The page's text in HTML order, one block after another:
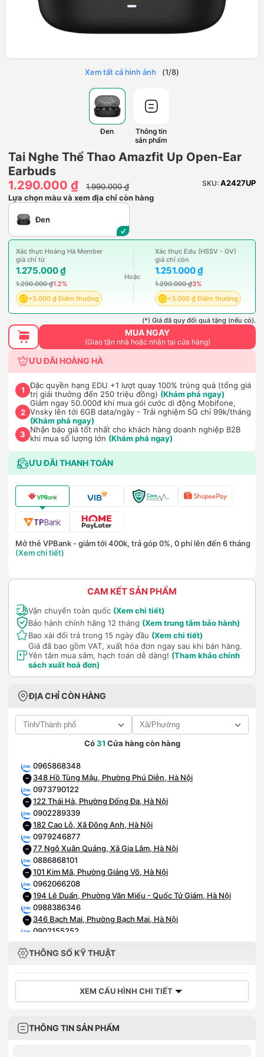
Xem tất cả hình ảnh (1/8)
Đen
Thông tin
sản phẩm
Tai Nghe Thể Thao Amazfit Up Open-Ear
Earbuds
1.290.000 ₫
1.990.000 ₫ SKU: A2427UP
Lựa chọn màu và xem địa chỉ còn hàng
Đen
Xác thực Hoàng Hà Member
giá chỉ từ
1.275.000 ₫
1.290.000 ₫1.2%
+3.000 ₫ Điểm thưởng
Hoặc
Xác thực Edu (HSSV - GV)
giá chỉ còn
1.251.000 ₫
1.290.000 ₫3%
+3.000 ₫ Điểm thưởng
(*) Giá đã quy đổi quà tặng (nếu có).
MUA NGAY
(Giao tận nhà hoặc nhận tại cửa hàng)
ƯU ĐÃI HOÀNG HÀ
1
Đặc quyền hạng EDU +1 lượt quay 100% trúng quà (tổng giá
trị giải thưởng đến 250 triệu đồng) (Khám phá ngay)
2
Giảm ngay 50.000đ khi mua gói cước di động Mobifone,
Vnsky lên tới 6GB data/ngày - Trải nghiệm 5G chỉ 99k/tháng
(Khám phá ngay)
3
Nhận báo giá tốt nhất cho khách hàng doanh nghiệp B2B
khi mua số lượng lớn (Khám phá ngay)
ƯU ĐÃI THANH TOÁN
Mở thẻ VPBank - giảm tới 400k, trả góp 0%, 0 phí lên đến 6 tháng
(Xem chi tiết)
CAM KẾT SẢN PHẨM
Vận chuyển toàn quốc (Xem chi tiết)
Bảo hành chính hãng 12 tháng (Xem trung tâm bảo hành)
Bao xài đổi trả trong 15 ngày đầu (Xem chi tiết)
Giá đã bao gồm VAT, xuất hóa đơn ngay sau khi bán hàng.
Yên tâm mua sắm, hạch toán dễ dàng! (Tham khảo chính
sách xuất hoá đơn)
ĐỊA CHỈ CÒN HÀNG
Có31 Cửa hàng còn hàng
0965868348
348 Hồ Tùng Mậu, Phường Phú Diễn, Hà Nội
0973790122
122 Thái Hà, Phường Đống Đa, Hà Nội
0902289339
182 Cao Lỗ, Xã Đông Anh, Hà Nội
0979246877
77 Ngô Xuân Quảng, Xã Gia Lâm, Hà Nội
0886868101
101 Kim Mã, Phường Giảng Võ, Hà Nội
0962066208
194 Lê Duẩn, Phường Văn Miếu - Quốc Tử Giám, Hà Nội
0988386346
346 Bạch Mai, Phường Bạch Mai, Hà Nội
0902155252
0815867989
110 Phố Xốm, Phường Phú Lương, Hà Nội
0934620123
0375966196
THÔNG SỐ KỸ THUẬT
XEM CẤU HÌNH CHI TIẾT
THÔNG TIN SẢN PHẨM